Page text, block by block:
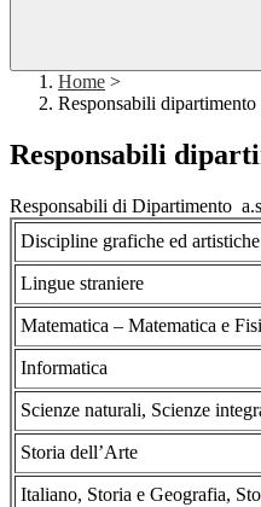
Home >
Responsabili dipartimento
Responsabili
Responsabili di Dipartimento
Discipline grafiche ed artistiche
Lingue straniere
Matematica – Matematica e
Informatica
Scienze naturali, Scienze
Storia dell’Arte
Italiano, Storia e Geografia,